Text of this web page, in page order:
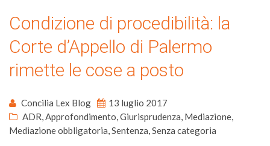
Condizione di procedibilità: la
Corte d’Appello di Palermo
rimette le cose a posto
Concilia Lex Blog
13 luglio 2017
ADR,Approfondimento,Giurisprudenza, Mediazione,
Mediazione obbligatoria,Sentenza,Senza categoria